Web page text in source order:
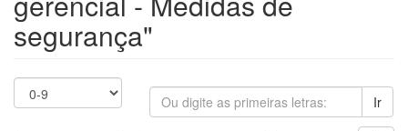
segurança"
Ir